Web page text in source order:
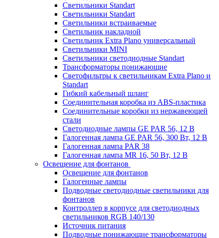
Светильники Standart
Светильники Standart
Светильники встраиваемые
Светильник накладной
Светильник Extra Plano универсальный
Светильники MINI
Светильники светодиодные Standart
Трансформаторы понижающие
Светофильтры к светильникам Extra Plano и
Standart
Гибкий кабельный шланг
Соединительная коробка из ABS-пластика
Соединительные коробки из нержавеющей
стали
Светодиодные лампы GE PAR 56, 12 В
Галогенная лампа GE PAR 56, 300 Вт, 12 В
Галогенная лампа PAR 38
Галогенная лампа MR 16, 50 Вт, 12 В
Освещение для фонтанов
Освещение для фонтанов
Галогенные лампы
Подводные светодиодные светильники для
фонтанов
Контроллер в корпусе для светодиодных
светильников RGB 140/130
Источник питания
Подводные понижающие трансформаторы